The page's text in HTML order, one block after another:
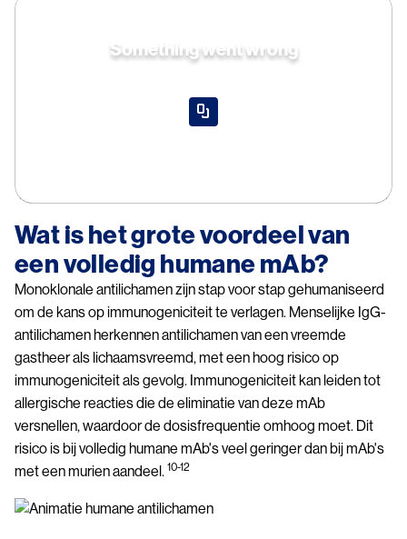
Something went wrong
Wat is het grote voordeel van
een volledig humane mAb?
Monoklonale antilichamen zijn stap voor stap gehumaniseerd
om de kans op immunogeniciteit te verlagen. Menselijke IgG-
antilichamen herkennen antilichamen van een vreemde
gastheer als lichaamsvreemd, met een hoog risico op
immunogeniciteit als gevolg. Immunogeniciteit kan leiden tot
allergische reacties die de eliminatie van deze mAb
versnellen, waardoor de dosisfrequentie omhoog moet. Dit
risico is bij volledig humane mAb's veel geringer dan bij mAb's
met een murien aandeel. 10-12
Image